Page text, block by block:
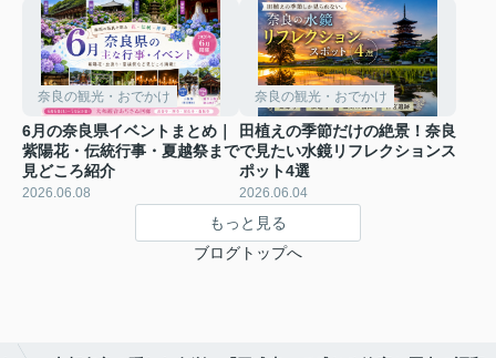
奈良の観光・おでかけ
6月の奈良県イベントまとめ｜
紫陽花・伝統行事・夏越祭まで
見どころ紹介
2026.06.08
奈良の観光・おでかけ
田植えの季節だけの絶景！奈良
で見たい水鏡リフレクションス
ポット4選
2026.06.04
もっと見る
ブログトップへ